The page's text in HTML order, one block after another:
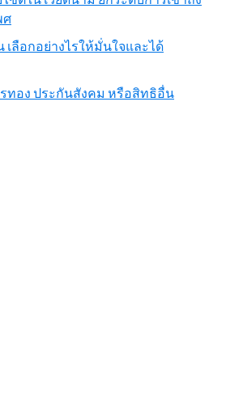
ศ
ลือกอย่างไรให้มั่นใจและได้
ทอง ประกันสังคม หรือสิทธิอื่น